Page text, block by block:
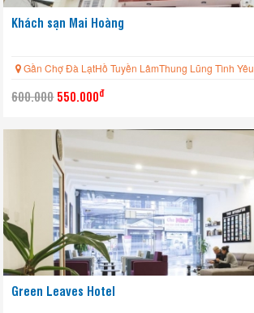
Khách sạn Mai Hoàng
Gần Chợ Đà LạtHồ Tuyền LâmThung Lũng Tình Yêu
600.000 550.000đ
Green Leaves Hotel